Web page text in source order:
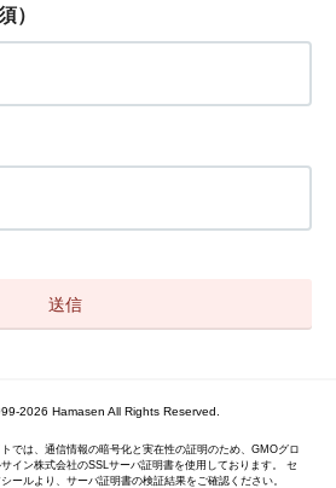
）
2026 Hamasen All Rights Reserved.
トでは、通信情報の暗号化と実在性の証明のため、GMOグロ
イン株式会社のSSLサーバ証明書を使用しております。 セ
ールより、サーバ証明書の検証結果をご確認ください。